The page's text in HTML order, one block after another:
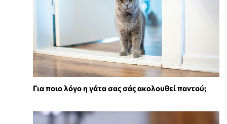
Για ποιο λόγο η γάτα σας σάς ακολουθεί παντού;